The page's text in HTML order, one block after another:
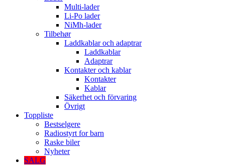
Multi-lader
Li-Po lader
NiMh-lader
Tilbehør
Laddkablar och adaptrar
Laddkablar
Adaptrar
Kontakter och kablar
Kontakter
Kablar
Säkerhet och förvaring
Övrigt
Toppliste
Bestselgere
Radiostyrt for barn
Raske biler
Nyheter
SALG